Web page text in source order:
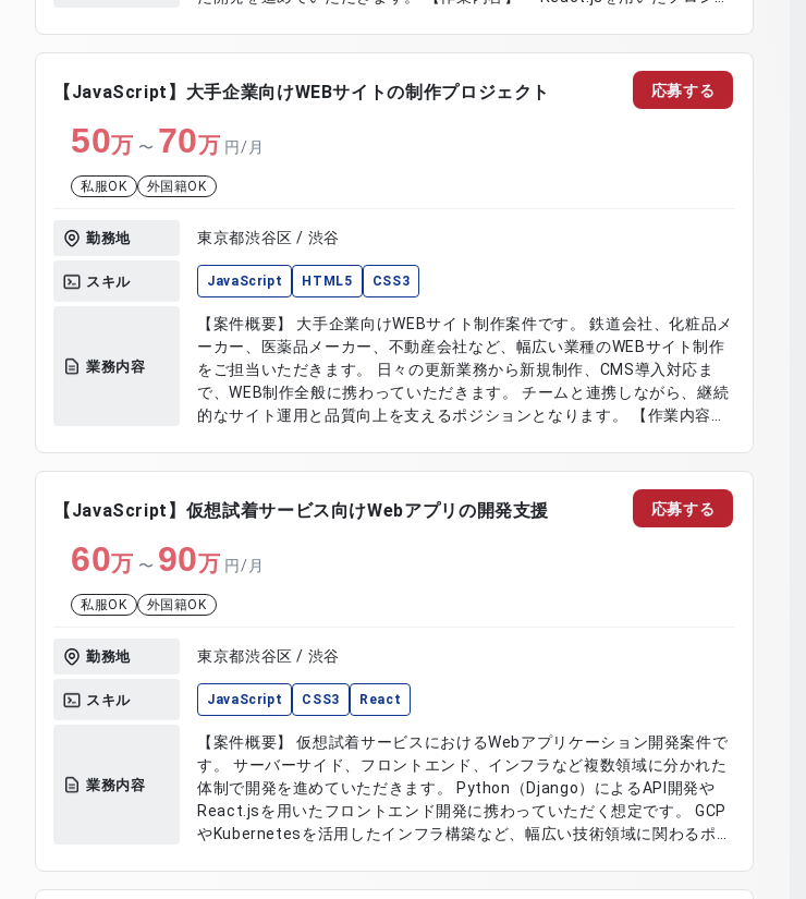
【JavaScript】大手企業向けWEBサイトの制作プロジェクト
50万 〜 70万 円/月
私服OK 外国籍OK
勤務地 東京都渋谷区 / 渋谷
スキル JavaScript HTML5 CSS3
業務内容
【案件概要】 大手企業向けWEBサイト制作案件です。 鉄道会社、化粧品メ
ーカー、医薬品メーカー、不動産会社など、幅広い業種のWEBサイト制作
をご担当いただきます。 日々の更新業務から新規制作、CMS導入対応ま
で、WEB制作全般に携わっていただきます。 チームと連携しながら、継続
的なサイト運用と品質向上を支えるポジションとなります。 【作業内容】
応募する
【JavaScript】仮想試着サービス向けWebアプリの開発支援
60万 〜 90万 円/月
私服OK 外国籍OK
勤務地 東京都渋谷区 / 渋谷
スキル JavaScript CSS3 React
業務内容
【案件概要】 仮想試着サービスにおけるWebアプリケーション開発案件で
す。 サーバーサイド、フロントエンド、インフラなど複数領域に分かれた
体制で開発を進めていただきます。 Python（Django）によるAPI開発や
React.jsを用いたフロントエンド開発に携わっていただく想定です。 GCP
やKubernetesを活用したインフラ構築など、幅広い技術領域に関わるポジ
応募する